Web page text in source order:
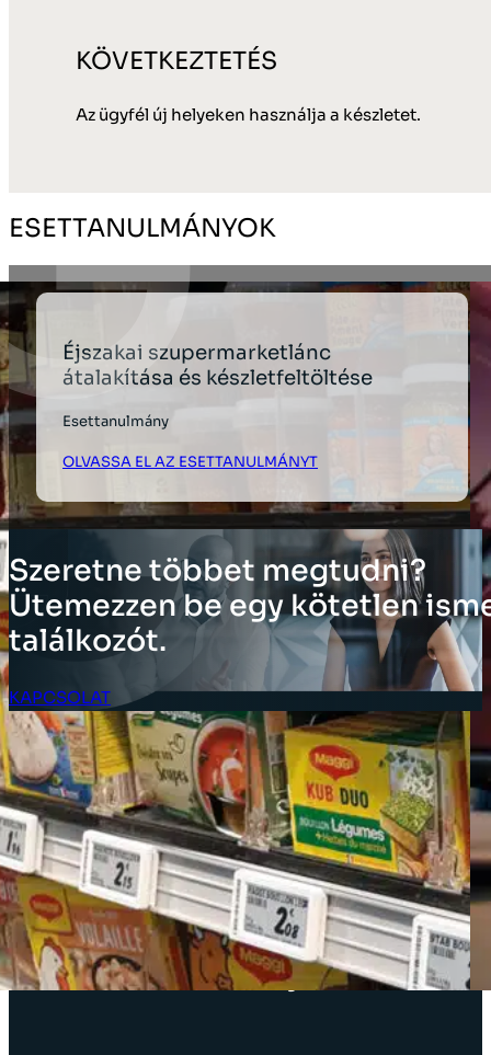
KÖVETKEZTETÉS
Az ügyfél új helyeken használja a készletet.
ESETTANULMÁNYOK
Éjszakai szupermarketlánc
átalakítása és készletfeltöltése
Esettanulmány
OLVASSA EL AZ ESETTANULMÁNYT
Szeretne többet megtudni?
Ütemezzen be egy kötetlen
találkozót.
KAPCSOLAT
Ügyfél bejelentkezés
MEGOLDÁSOK
Leltár megoldások
Vállalati megoldások
Ellátásilánc-megoldások
Üzlet elrendezése
Eszközök címkézése
Kiskereskedelmi bolti megoldások